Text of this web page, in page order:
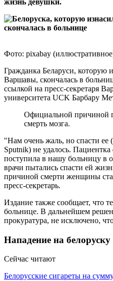
Фото: pixabay
Гражданка Беларуси, которую
Варшавы, скончалась в
ссылкой на пресс-секретаря
университета UCK Барбару
Официальной причиной
смерть мозга.
"Нам очень жаль, но спасти
Sputnik) не удалось.
поступила в нашу больницу в
врачи пытались спасти ей
причиной смерти женщины
пресс-секретарь.
Издание также сообщает, что
больнице. В дальнейшем
прокуратура, не исключено,
Нападение на белоруску
Сейчас читают
Белорусские сигареты на